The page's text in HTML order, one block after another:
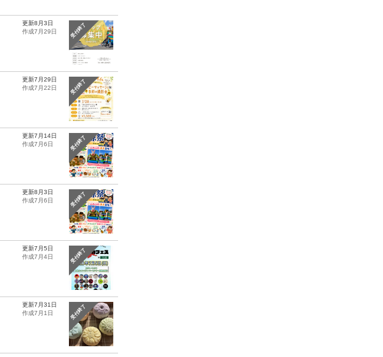
受付終了
更新8月3日
作成7月29日
受付終了
更新7月29日
作成7月22日
受付終了
更新7月14日
作成7月6日
受付終了
更新8月3日
作成7月6日
受付終了
更新7月5日
作成7月4日
受付終了
更新7月31日
作成7月1日